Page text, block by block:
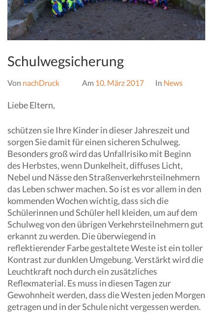
Schulwegsicherung
Von nachDruck Am 10. März 2017 In News
Liebe Eltern,
schützen sie Ihre Kinder in dieser Jahreszeit und
sorgen Sie damit für einen sicheren Schulweg.
Besonders groß wird das Unfallrisiko mit Beginn
des Herbstes, wenn Dunkelheit, diffuses Licht,
Nebel und Nässe den Straßenverkehrsteilnehmern
das Leben schwer machen. So ist es vor allem in den
kommenden Wochen wichtig, dass sich die
Schülerinnen und Schüler hell kleiden, um auf dem
Schulweg von den übrigen Verkehrsteilnehmern gut
erkannt zu werden. Die überwiegend in
reflektierender Farbe gestaltete Weste ist ein toller
Kontrast zur dunklen Umgebung. Verstärkt wird die
Leuchtkraft noch durch ein zusätzliches
Reflexmaterial. Es muss in diesen Tagen zur
Gewohnheit werden, dass die Westen jeden Morgen
getragen und in der Schule nicht vergessen werden.